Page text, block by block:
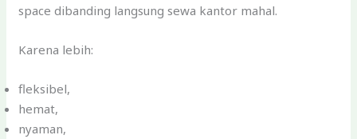
space dibanding langsung sewa kantor mahal.
Karena lebih:
fleksibel,
hemat,
nyaman,